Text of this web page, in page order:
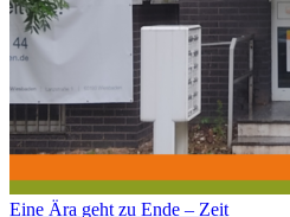
Eine Ära geht zu Ende – Zeit